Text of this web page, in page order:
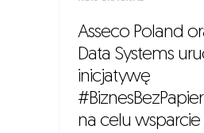
Asseco Poland
Data Systems
inicjatywę
na celu wsparcie